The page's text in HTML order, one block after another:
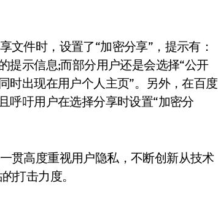
件时，设置了“加密分享”，提示有：
提示信息;而部分用户还是会选择“公开
时出现在用户个人主页”。另外，在百度
呼吁用户在选择分享时设置“加密分
贯高度重视用户隐私，不断创新从技术
打击力度。